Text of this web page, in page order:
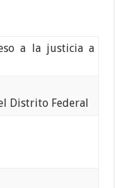
a la justicia a
Distrito Federal